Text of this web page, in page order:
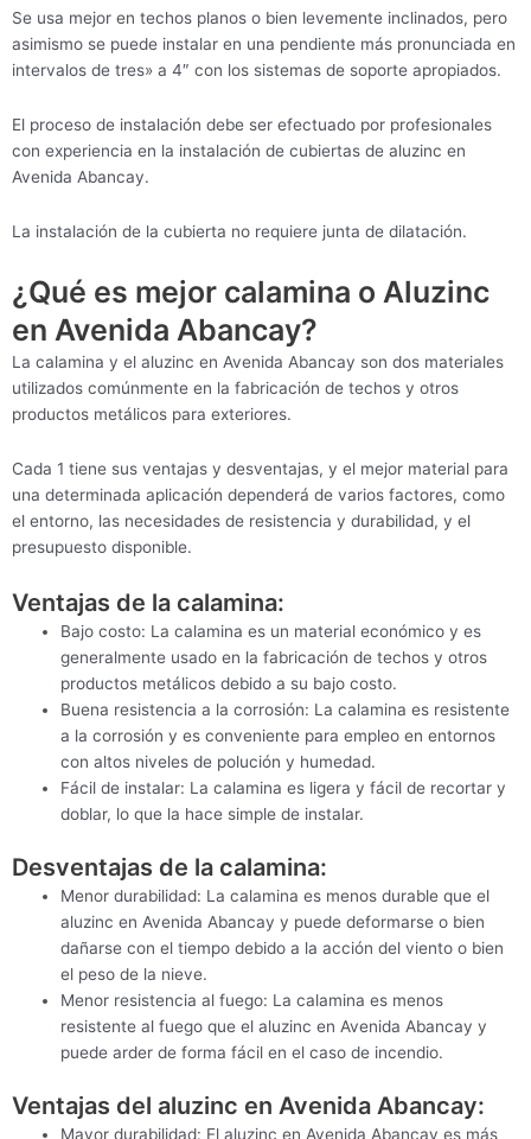
Se usa mejor en techos planos o bien levemente inclinados, pero
asimismo se puede instalar en una pendiente más pronunciada en
intervalos de tres» a 4″ con los sistemas de soporte apropiados.
El proceso de instalación debe ser efectuado por profesionales
con experiencia en la instalación de cubiertas de aluzinc en
Avenida Abancay.
La instalación de la cubierta no requiere junta de dilatación.
¿Qué es mejor calamina o Aluzinc
en Avenida Abancay?
La calamina y el aluzinc en Avenida Abancay son dos materiales
utilizados comúnmente en la fabricación de techos y otros
productos metálicos para exteriores.
Cada 1 tiene sus ventajas y desventajas, y el mejor material para
una determinada aplicación dependerá de varios factores, como
el entorno, las necesidades de resistencia y durabilidad, y el
presupuesto disponible.
Ventajas de la calamina:
Bajo costo: La calamina es un material económico y es
generalmente usado en la fabricación de techos y otros
productos metálicos debido a su bajo costo.
Buena resistencia a la corrosión: La calamina es resistente
a la corrosión y es conveniente para empleo en entornos
con altos niveles de polución y humedad.
Fácil de instalar: La calamina es ligera y fácil de recortar y
doblar, lo que la hace simple de instalar.
Desventajas de la calamina:
Menor durabilidad: La calamina es menos durable que el
aluzinc en Avenida Abancay y puede deformarse o bien
dañarse con el tiempo debido a la acción del viento o bien
el peso de la nieve.
Menor resistencia al fuego: La calamina es menos
resistente al fuego que el aluzinc en Avenida Abancay y
puede arder de forma fácil en el caso de incendio.
Ventajas del aluzinc en Avenida Abancay:
Mayor durabilidad: El aluzinc en Avenida Abancay es más